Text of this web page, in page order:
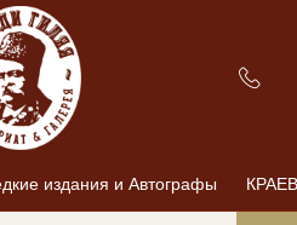
издания и Автографы